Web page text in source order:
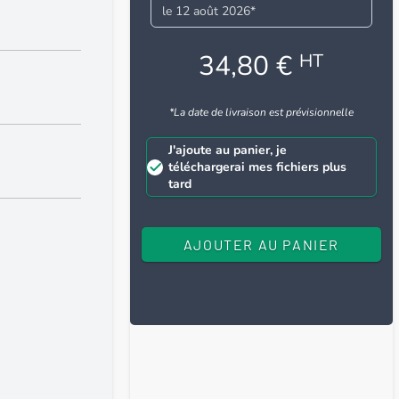
le 12 août 2026*
34,80 € HT
*La date de livraison est prévisionnelle
J'ajoute au panier, je
téléchargerai mes fichiers plus
tard